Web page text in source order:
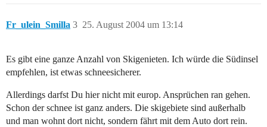
Fr_ulein_Smilla 25. August 2004 um 13:14
3
Es gibt eine ganze Anzahl von Skigenieten. Ich würde die Südinsel
empfehlen, ist etwas schneesicherer.
Allerdings darfst Du hier nicht mit europ. Ansprüchen ran gehen.
Schon der schnee ist ganz anders. Die skigebiete sind außerhalb
und man wohnt dort nicht, sondern fährt mit dem Auto dort rein.